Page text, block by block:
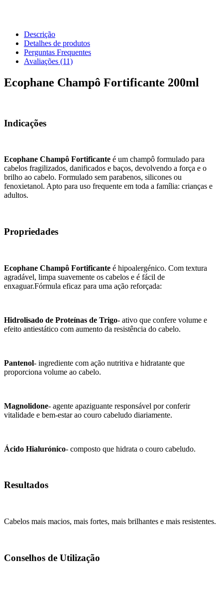
Descrição
Detalhes de produtos
Perguntas Frequentes
Avaliações (11)
Ecophane Champô Fortificante 200ml
Indicações
Ecophane Champô Fortificante é um champô formulado para
cabelos fragilizados, danificados e baços, devolvendo a força e o
brilho ao cabelo. Formulado sem parabenos, silicones ou
fenoxietanol. Apto para uso frequente em toda a família: crianças e
adultos.
Propriedades
Ecophane Champô Fortificante é hipoalergénico. Com textura
agradável, limpa suavemente os cabelos e é fácil de
enxaguar.Fórmula eficaz para uma ação reforçada:
Hidrolisado de Proteínas de Trigo- ativo que confere volume e
efeito antiestático com aumento da resistência do cabelo.
Pantenol- ingrediente com ação nutritiva e hidratante que
proporciona volume ao cabelo.
Magnolidone- agente apaziguante responsável por conferir
vitalidade e bem-estar ao couro cabeludo diariamente.
Ácido Hialurónico- composto que hidrata o couro cabeludo.
Resultados
Cabelos mais macios, mais fortes, mais brilhantes e mais resistentes.
Conselhos de Utilização